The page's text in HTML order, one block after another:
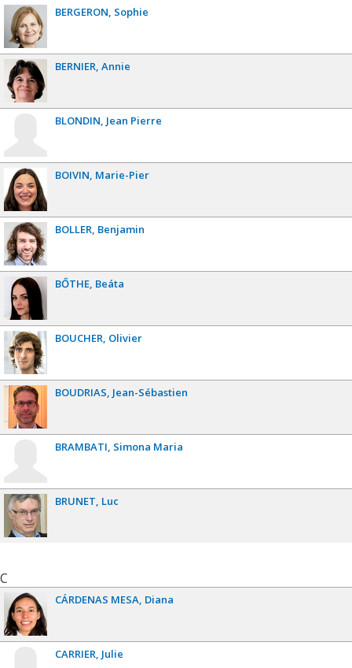
BERGERON Sophie
BERNIER Annie
BLONDIN Jean Pierre
BOIVIN Marie-Pier
BOLLER Benjamin
BŐTHE Beáta
BOUCHER Olivier
BOUDRIAS Jean-Sébastien
BRAMBATI Simona Maria
BRUNET Luc
C
CÁRDENAS MESA Diana
CARRIER Julie